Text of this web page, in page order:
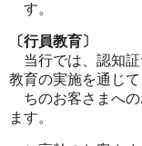
す。
〔行員教育〕
当行では、認知証
教育の実施を通じ
ちのお客さまへの
ます。